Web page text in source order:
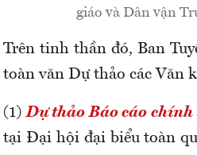
giáo và Dân vận
Trên tinh thần đó, Ban
toàn văn Dự thảo các Văn
(1)Dự thảo Báo cáo
tại Đại hội đại biểu toàn